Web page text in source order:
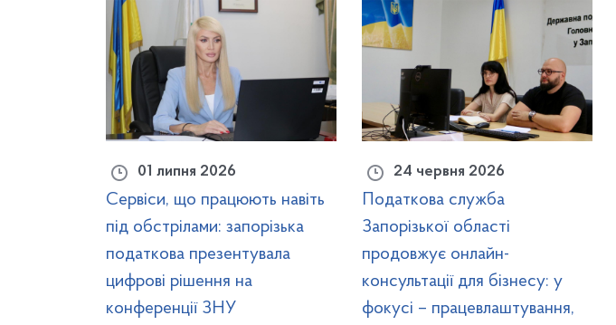
01 липня 2026
Сервіси, що працюють навіть
під обстрілами: запорізька
податкова презентувала
цифрові рішення на
конференції ЗНУ
24 червня 2026
Податкова служба
Запорізької області
продовжує онлайн-
консультації для бізнесу: у
фокусі – працевлаштування,